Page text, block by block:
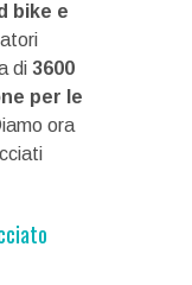
bike e
di 3600
per le
ora